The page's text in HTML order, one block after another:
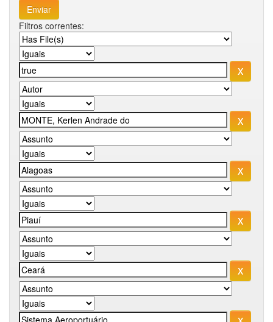
Filtros correntes: